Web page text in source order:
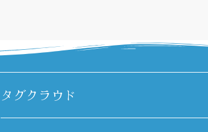
タグクラウド